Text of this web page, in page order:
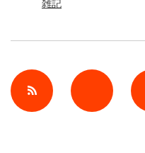
雑記
Twitter